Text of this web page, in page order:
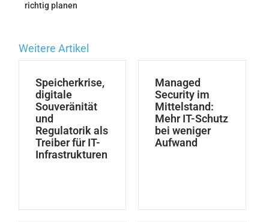
richtig planen
Weitere Artikel
Speicherkrise,
digitale
Souveränität
und
Regulatorik als
Treiber für IT-
Infrastrukturen
Managed
Security im
Mittelstand:
Mehr IT-Schutz
bei weniger
Aufwand